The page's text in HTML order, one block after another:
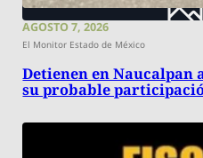
AGOSTO 7, 2026
El Monitor Estado de México
Detienen en Naucalpan
su probable